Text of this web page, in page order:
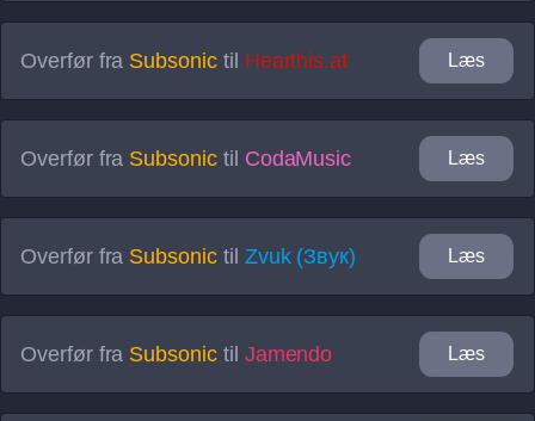
Overfør fra Subsonictil Hearthis.at Læs
Overfør fra Subsonictil CodaMusic Læs
Overfør fra Subsonictil Zvuk (Звук) Læs
Overfør fra Subsonictil Jamendo Læs